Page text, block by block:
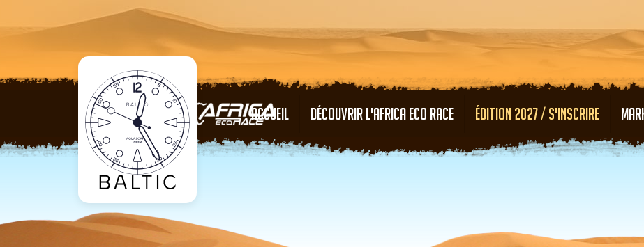
ACCUEIL DÉCOUVRIR L'AFRICA ECO RACE ÉDITION 2027 / S'INSCRIRE